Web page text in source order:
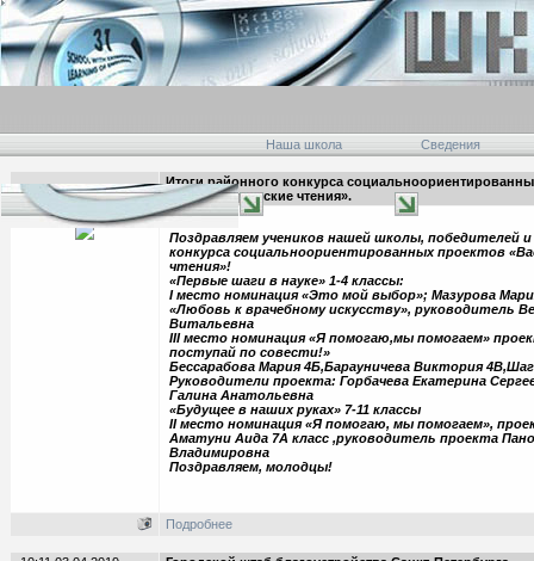
Наша школа Сведения
21:37 08.04.2019
Итоги районного конкурса
«Василеостровские чтения».
Поздравляем учеников нашей школы, победителей и
конкурса социальноориентированных проектов
чтения»!
«Первые шаги в науке» 1-4 классы:
I место номинация «Это мой выбор»; Мазурова
«Любовь к врачебному искусству», руководитель
Витальевна
III место номинация «Я помогаю,мы помогаем»
поступай по совести!»
Бессарабова Мария 4Б,Барауничева Виктория
Руководители проекта: Горбачева Екатерина
Галина Анатольевна
«Будущее в наших руках» 7-11 классы
II место номинация «Я помогаю, мы помогаем»,
Аматуни Аида 7А класс ,руководитель проекта
Владимировна
Поздравляем, молодцы!
Подробнее